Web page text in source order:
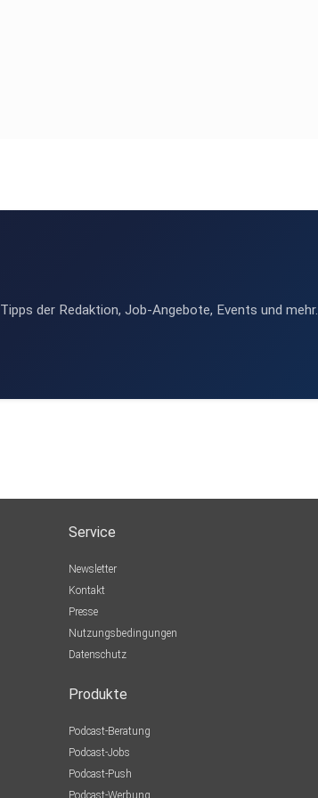
der Redaktion, Job-Angebote, Events und mehr.
Service
Newsletter
Kontakt
Presse
Nutzungsbedingungen
Datenschutz
Produkte
Podcast-Beratung
Podcast-Jobs
Podcast-Push
Podcast-Werbung